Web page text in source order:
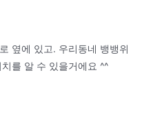
옆에 있고. 우리동네 뱅뱅위
를 알 수 있을거에요 ^^